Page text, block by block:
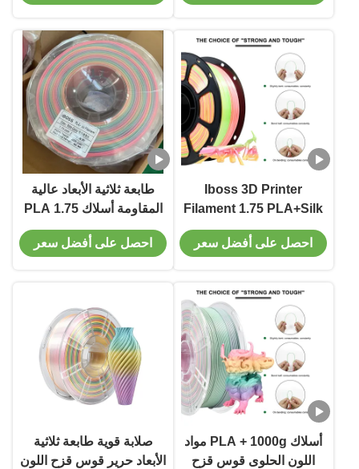
Iboss 3D Printer
Filament 1.75 PLA+Silk
Peach Rainbow 1.75ملم
صلابة محسنة طلب مخصص
احصل على أفضل سعر
طابعة ثلاثية الأبعاد عالية
المقاومة أسلاك PLA 1.75
ملم مادة قوس قزح حلوى
احصل على أفضل سعر
أسلاك PLA + 1000g مواد
اللون الحلوى قوس قزح
صلابة قوية طابعة ثلاثية
الأبعاد حرير قوس قزح اللون